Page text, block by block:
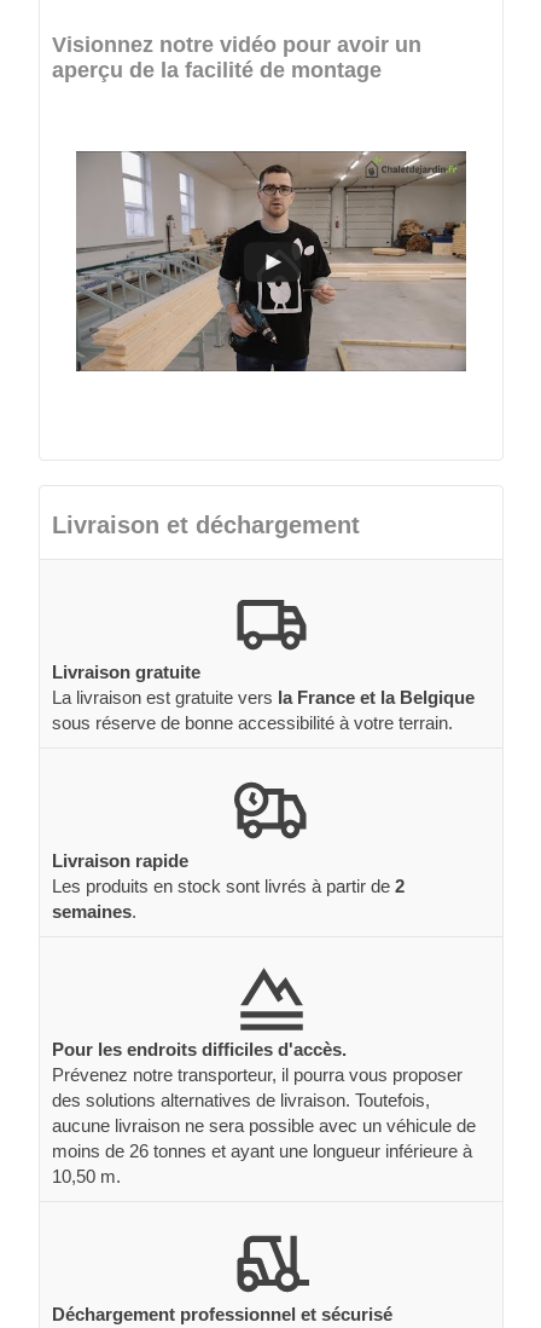
Visionnez notre vidéo pour avoir un
aperçu de la facilité de montage
Livraison et déchargement
Livraison gratuite
La livraison est gratuite vers la France et la Belgique
sous réserve de bonne accessibilité à votre terrain.
Livraison rapide
Les produits en stock sont livrés à partir de 2
semaines.
Pour les endroits difficiles d'accès.
Prévenez notre transporteur, il pourra vous proposer
des solutions alternatives de livraison. Toutefois,
aucune livraison ne sera possible avec un véhicule de
moins de 26 tonnes et ayant une longueur inférieure à
10,50 m.
Déchargement professionnel et sécurisé